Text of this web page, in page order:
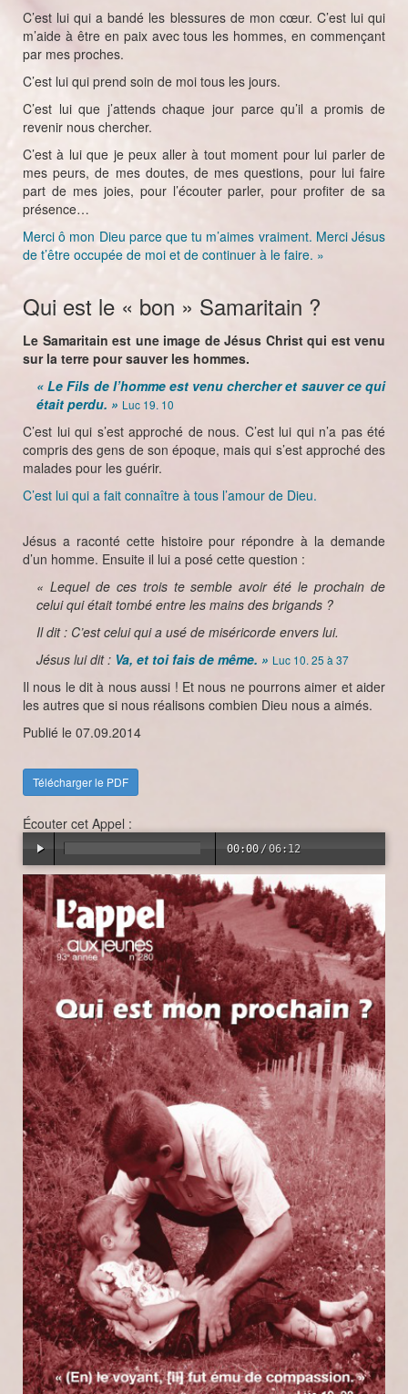
C’est lui qui a bandé les blessures de mon cœur. C’est lui qui
m’aide à être en paix avec tous les hommes, en commençant
par mes proches.
C’est lui qui prend soin de moi tous les jours.
C’est lui que j’attends chaque jour parce qu’il a promis de
revenir nous chercher.
C’est à lui que je peux aller à tout moment pour lui parler de
mes peurs, de mes doutes, de mes questions, pour lui faire
part de mes joies, pour l’écouter parler, pour profiter de sa
présence…
Merci ô mon Dieu parce que tu m’aimes vraiment. Merci Jésus
de t’être occupée de moi et de continuer à le faire. »
Qui est le « bon » Samaritain ?
Le Samaritain est une image de Jésus Christ qui est venu
sur la terre pour sauver les hommes.
« Le Fils de l’homme est venu chercher et sauver ce qui
était perdu. » Luc 19. 10
C’est lui qui s’est approché de nous. C’est lui qui n’a pas été
compris des gens de son époque, mais qui s’est approché des
malades pour les guérir.
C’est lui qui a fait connaître à tous l’amour de Dieu.
Jésus a raconté cette histoire pour répondre à la demande
d’un homme. Ensuite il lui a posé cette question :
« Lequel de ces trois te semble avoir été le prochain de
celui qui était tombé entre les mains des brigands ?
Il dit : C’est celui qui a usé de miséricorde envers lui.
Jésus lui dit : Va, et toi fais de même. » Luc 10. 25 à 37
Il nous le dit à nous aussi ! Et nous ne pourrons aimer et aider
les autres que si nous réalisons combien Dieu nous a aimés.
Publié le 07.09.2014
Télécharger le PDF
Écouter cet Appel :
00:00 /06:12